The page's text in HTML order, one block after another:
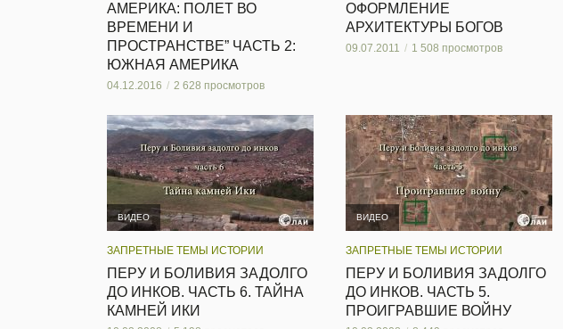
АМЕРИКА: ПОЛЕТ ВО
ВРЕМЕНИ И
ПРОСТРАНСТВЕ” ЧАСТЬ 2:
ЮЖНАЯ АМЕРИКА
04.12.2016 2 628 просмотров
ОФОРМЛЕНИЕ
АРХИТЕКТУРЫ БОГОВ
09.07.2011 1 508 просмотров
ВИДЕО
ЗАПРЕТНЫЕ ТЕМЫ ИСТОРИИ
ПЕРУ И БОЛИВИЯ ЗАДОЛГО
ДО ИНКОВ. ЧАСТЬ 6. ТАЙНА
КАМНЕЙ ИКИ
ВИДЕО
ЗАПРЕТНЫЕ ТЕМЫ ИСТОРИИ
ПЕРУ И БОЛИВИЯ ЗАДОЛГО
ДО ИНКОВ. ЧАСТЬ 5.
ПРОИГРАВШИЕ ВОЙНУ